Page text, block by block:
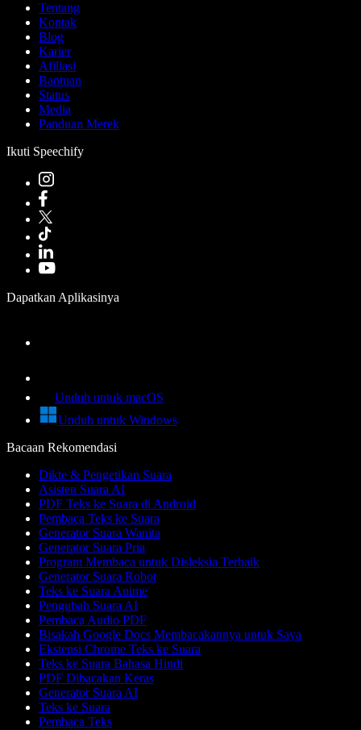
Tentang
Kontak
Blog
Karier
Afiliasi
Bantuan
Status
Media
Panduan Merek
Ikuti Speechify
Dapatkan Aplikasinya
Unduh untuk macOS
Unduh untuk Windows
Bacaan Rekomendasi
Dikte & Pengetikan Suara
Asisten Suara AI
PDF Teks ke Suara di Android
Pembaca Teks ke Suara
Generator Suara Wanita
Generator Suara Pria
Program Membaca untuk Disleksia Terbaik
Generator Suara Robot
Teks ke Suara Anime
Pengubah Suara AI
Pembaca Audio PDF
Bisakah Google Docs Membacakannya untuk Saya
Ekstensi Chrome Teks ke Suara
Teks ke Suara Bahasa Hindi
PDF Dibacakan Keras
Generator Suara AI
Teks ke Suara
Pembaca Teks